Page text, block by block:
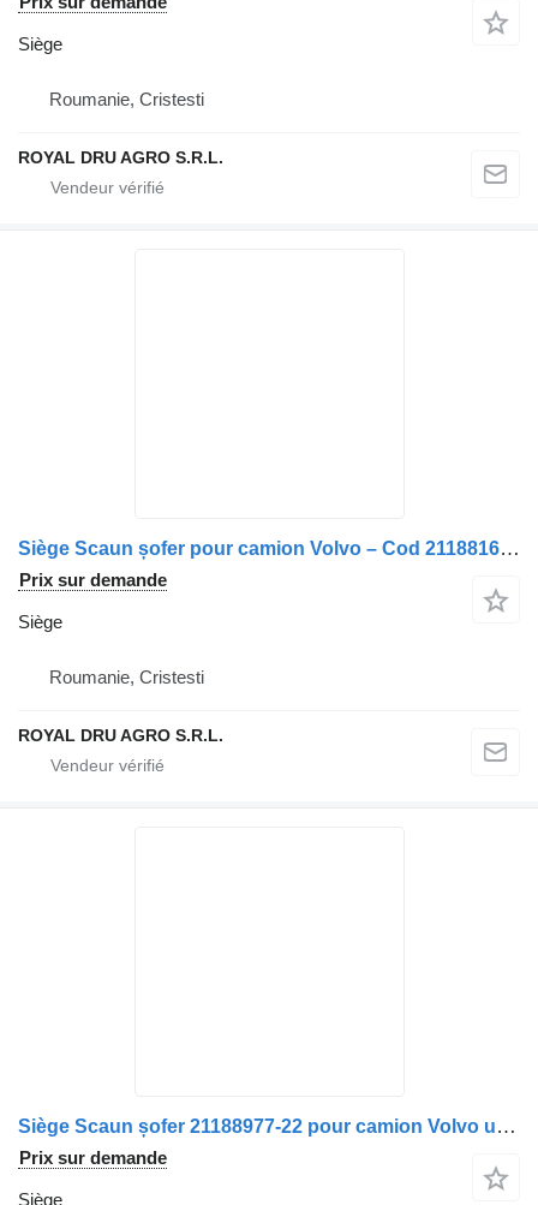
Siège
Roumanie, Cristesti
ROYAL DRU AGRO S.R.L.
Siège Scaun șofer pour camion Volvo – Cod 21188160-13
Prix sur demande
Siège
Roumanie, Cristesti
ROYAL DRU AGRO S.R.L.
Siège Scaun șofer 21188977-22 pour camion Volvo uzat cu centură de siguranță și defecte vizibile
Prix sur demande
Siège